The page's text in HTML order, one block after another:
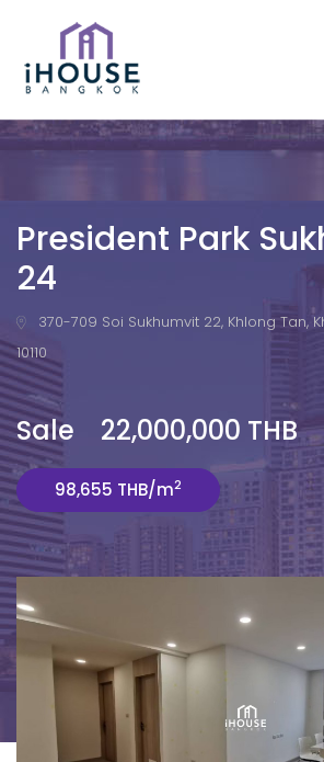
President Park
24
370-709 Soi Sukhumvit 22, Khlong Tan,
10110
Sale 22,000,000 THB
98,655 THB/m2